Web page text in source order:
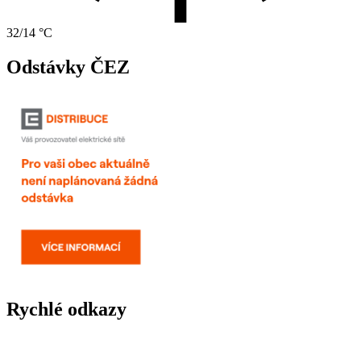
32/14 °C
Odstávky ČEZ
Rychlé odkazy